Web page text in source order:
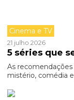
Cinema e TV
21 julho 2026
5 séries que
As
mistério, comédia